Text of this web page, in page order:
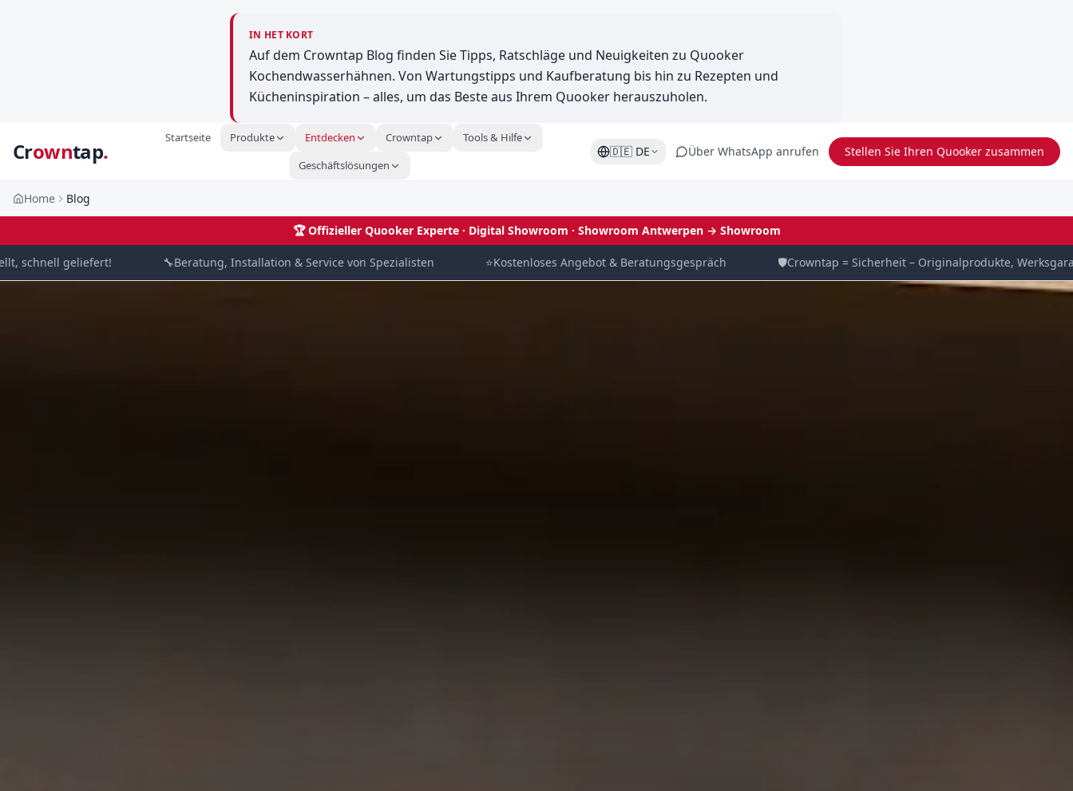
IN HET KORT
Auf dem Crowntap Blog finden Sie Tipps, Ratschläge und Neuigkeiten zu Quooker
Kochendwasserhähnen. Von Wartungstipps und Kaufberatung bis hin zu Rezepten und
Kücheninspiration – alles, um das Beste aus Ihrem Quooker herauszuholen.
Crowntap.
Startseite Produkte Entdecken Crowntap
Tools & Hilfe
Geschäftslösungen
🇩🇪 DE Über WhatsApp anrufen Stellen Sie Ihren Quooker zusammen
Home Blog
🏆Offizieller Quooker Experte · Digital Showroom · Showroom Antwerpen → Showroom
geliefert! Beratung, Installation & Service von Spezialisten Kostenloses Angebot & Beratungsgespräch Crowntap = Sicherheit – Originalprodukte,